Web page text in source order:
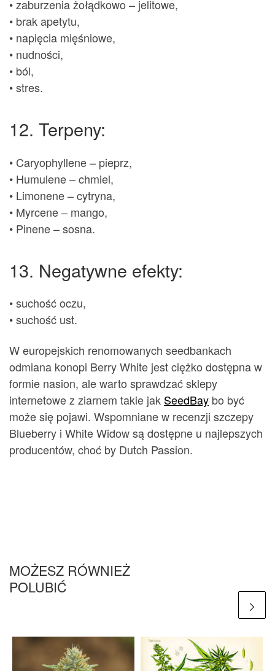
• zaburzenia żołądkowo – jelitowe,
• brak apetytu,
• napięcia mięśniowe,
• nudności,
• ból,
• stres.
12. Terpeny:
• Caryophyllene – pieprz,
• Humulene – chmiel,
• Limonene – cytryna,
• Myrcene – mango,
• Pinene – sosna.
13. Negatywne efekty:
• suchość oczu,
• suchość ust.
W europejskich renomowanych seedbankach
odmiana konopi Berry White jest ciężko dostępna w
formie nasion, ale warto sprawdzać sklepy
internetowe z ziarnem takie jak SeedBay bo być
może się pojawi. Wspomniane w recenzji szczepy
Blueberry i White Widow są dostępne u najlepszych
producentów, choć by Dutch Passion.
MOŻESZ RÓWNIEŻ
POLUBIĆ